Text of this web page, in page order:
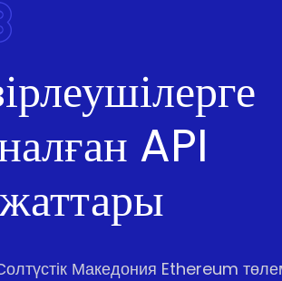
API
Македония Ethereum